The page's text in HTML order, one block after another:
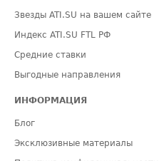
Звезды ATI.SU на вашем сайте
Индекс ATI.SU FTL РФ
Средние ставки
Выгодные направления
ИНФОРМАЦИЯ
Блог
Эксклюзивные материалы